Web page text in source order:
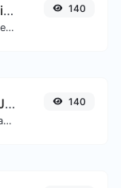
Gerador de texto em itálico (cursivo)
Converta texto normal para o estilo de fonte cursiva.
140
Validador & formatador JSON
Valide conteúdo JSON e formate-o de forma legível.
140